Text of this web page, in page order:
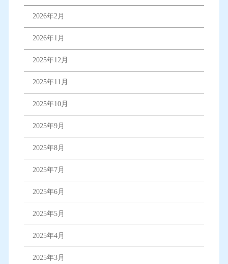
2026年2月
2026年1月
2025年12月
2025年11月
2025年10月
2025年9月
2025年8月
2025年7月
2025年6月
2025年5月
2025年4月
2025年3月